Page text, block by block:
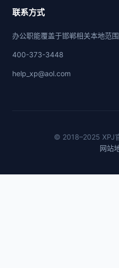
联系方式
办公职能覆盖于邯郸相关本地范
400-373-3448
help_xp@aol.com
© 2018–2025 XPJ
网站